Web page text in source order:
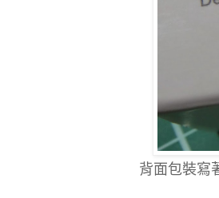
背面包裝寫